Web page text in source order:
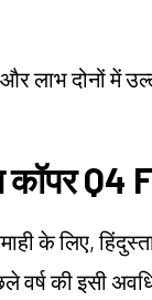
लाभ दोनों में
कॉपर Q4
के लिए,
वर्ष की इसी